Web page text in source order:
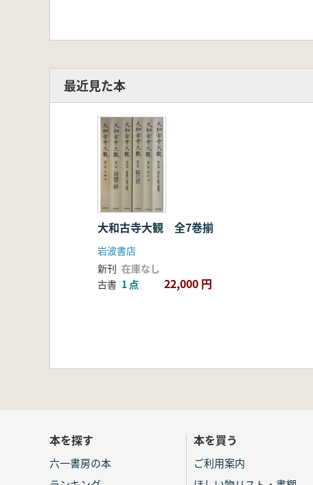
最近見た本
大和古寺大観 全7巻揃
岩波書店
新刊 在庫なし
古書 1 点 22,000 円
本を探す
六一書房の本
本を買う
ご利用案内